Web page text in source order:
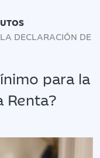
DECLARACIÓN DE
para la
Renta?